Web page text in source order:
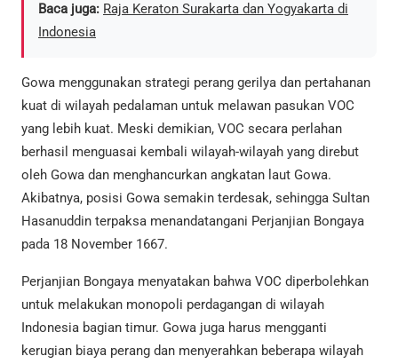
Baca juga: Raja Keraton Surakarta dan Yogyakarta di
Indonesia
Gowa menggunakan strategi perang gerilya dan pertahanan
kuat di wilayah pedalaman untuk melawan pasukan VOC
yang lebih kuat. Meski demikian, VOC secara perlahan
berhasil menguasai kembali wilayah-wilayah yang direbut
oleh Gowa dan menghancurkan angkatan laut Gowa.
Akibatnya, posisi Gowa semakin terdesak, sehingga Sultan
Hasanuddin terpaksa menandatangani Perjanjian Bongaya
pada 18 November 1667.
Perjanjian Bongaya menyatakan bahwa VOC diperbolehkan
untuk melakukan monopoli perdagangan di wilayah
Indonesia bagian timur. Gowa juga harus mengganti
kerugian biaya perang dan menyerahkan beberapa wilayah